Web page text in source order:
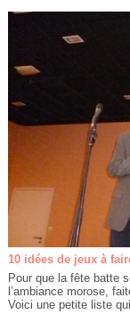
10 idées de jeux à
Pour que la fête batte
l’ambiance morose,
Voici une petite liste